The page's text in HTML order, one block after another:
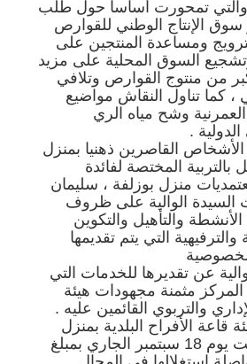
والتي تمحورت أساسا حول طلب
الإنتاج الوطني للقوارص
ومساعدة المنتجين على
السوق المحلية على مزيد
من منتوج القوارص وتلافي
، كما تناول النقاش مواضيع
وشح مياه الري
.
الأشخاص القاصرين ذهنيا بمنزل
بالتربية المختصة لفائدة
منزل بوزلفة ، سليمان
السيدة الوالية على ظروف
والتأهيل والتكوين
التي يتم تقديمها
عن تقديرها للخدمات التي
المركز مثمنة مجهودات هيئة
والتربوي القائمين عليه .
قاعة الأفراح البلدية بمنزل
بوزلفة التي إنطلقت يوم 18 سبتمبر الجاري بمبلغ